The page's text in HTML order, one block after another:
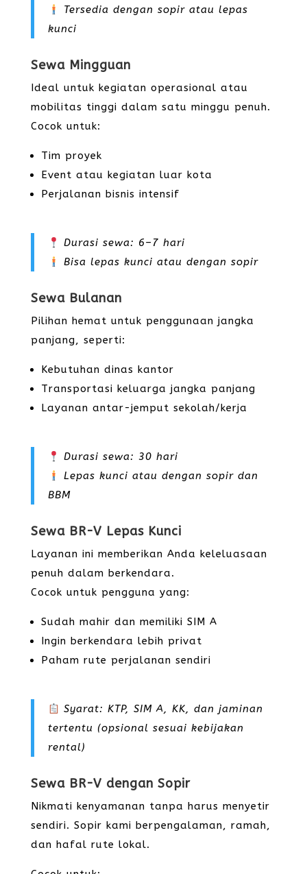
Tersedia dengan sopir atau lepas
kunci
Sewa Mingguan
Ideal untuk kegiatan operasional atau
mobilitas tinggi dalam satu minggu penuh.
Cocok untuk:
Tim proyek
Event atau kegiatan luar kota
Perjalanan bisnis intensif
Durasi sewa: 6–7 hari
Bisa lepas kunci atau dengan sopir
Sewa Bulanan
Pilihan hemat untuk penggunaan jangka
panjang, seperti:
Kebutuhan dinas kantor
Transportasi keluarga jangka panjang
Layanan antar-jemput sekolah/kerja
Durasi sewa: 30 hari
Lepas kunci atau dengan sopir dan
BBM
Sewa BR-V Lepas Kunci
Layanan ini memberikan Anda keleluasaan
penuh dalam berkendara.
Cocok untuk pengguna yang:
Sudah mahir dan memiliki SIM A
Ingin berkendara lebih privat
Paham rute perjalanan sendiri
Syarat: KTP, SIM A, KK, dan jaminan
tertentu (opsional sesuai kebijakan
rental)
Sewa BR-V dengan Sopir
Nikmati kenyamanan tanpa harus menyetir
sendiri. Sopir kami berpengalaman, ramah,
dan hafal rute lokal.